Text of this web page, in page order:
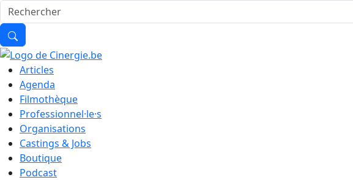
Articles
Agenda
Filmothèque
Professionnel·le·s
Organisations
Castings & Jobs
Boutique
Podcast